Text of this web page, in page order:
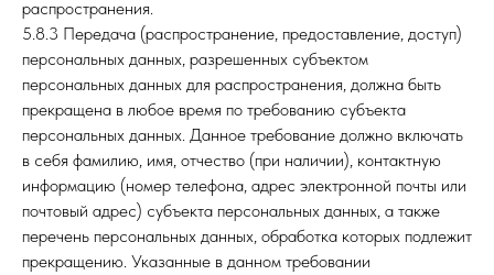
распространения.
5.8.3 Передача (распространение, предоставление, доступ)
персональных данных, разрешенных субъектом
персональных данных для распространения, должна быть
прекращена в любое время по требованию субъекта
персональных данных. Данное требование должно включать
в себя фамилию, имя, отчество (при наличии), контактную
информацию (номер телефона, адрес электронной почты или
почтовый адрес) субъекта персональных данных, а также
перечень персональных данных, обработка которых подлежит
прекращению. Указанные в данном требовании